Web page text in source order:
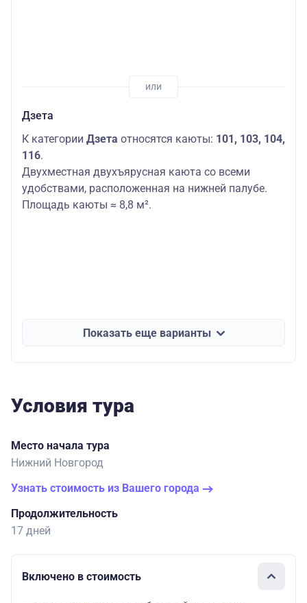
Дзета
К категории Дзета относятся каюты: 101, 103, 104,
116.
Двухместная двухъярусная каюта со всеми
удобствами, расположенная на нижней палубе.
Площадь каюты ≈ 8,8 м².
Показать еще варианты
Условия тура
Место начала тура
Нижний Новгород
Узнать стоимость из Вашего города
Продолжительность
17 дней
Включено в стоимость